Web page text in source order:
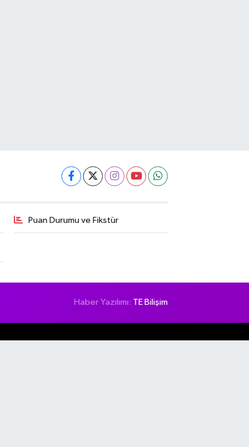
Puan Durumu ve Fikstür
Haber Yazılımı: TE Bilişim